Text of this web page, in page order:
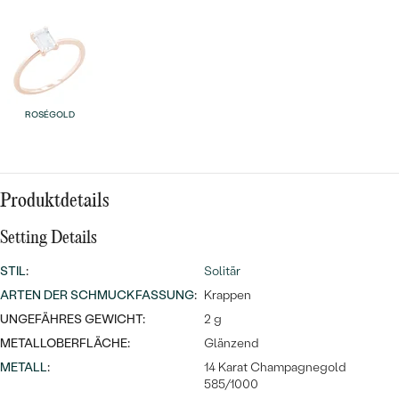
Wave Kollektion
ANSEHEN
NACH DER FORM
MASSGEFERTIGTER
Ohrrinnge
Personalisierte
Meistverkaufte
Ringe
ROSÉGOLD
Produktdetails
Setting Details
STIL:
Solitär
ARTEN DER SCHMUCKFASSUNG: Krappen
UNGEFÄHRES GEWICHT:
2 g
METALLOBERFLÄCHE:
Glänzend
METALL:
14 Karat Champagnegold
585/1000